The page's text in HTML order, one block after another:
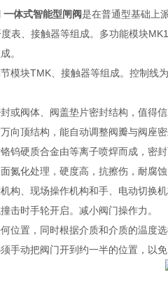
体式智能型闸阀是在普通型基础上
表、接触器等组成。多功能模块
。
模块TMK、接触器等组成。控制线
或阀体、阀盖垫片密封结构，值得
向顶结构，能自动调整阀瓣与阀座
钨硬质合金由等离子喷焊而成，密
氮化处理，硬度高，抗擦伤，耐腐
构、现场操作机构和手、电动切换
击时手轮开启。减小阀门操作力。
位置，同时根据介质和介质的温度
手动把阀门开到约一半的位置，以